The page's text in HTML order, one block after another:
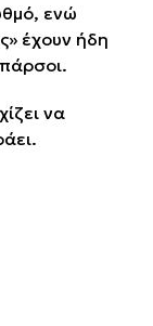
ενώ
έχουν ήδη
να